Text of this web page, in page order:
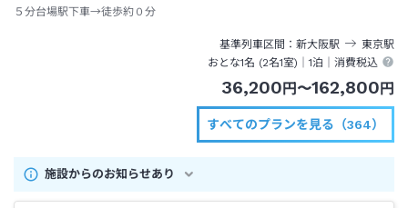
５分台場駅下車→徒歩約０分
基準列車区間 新大阪駅 東京駅
おとな1名 (2名1室)｜1泊 ｜消費税込
36,200円〜162,800円
すべてのプランを見る（364）
施設からのお知らせあり